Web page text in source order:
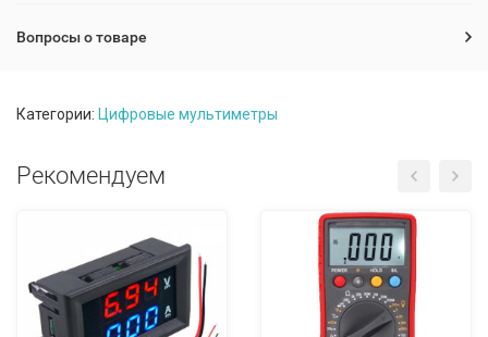
Вопросы о товаре
Категории: Цифровые мультиметры
Рекомендуем